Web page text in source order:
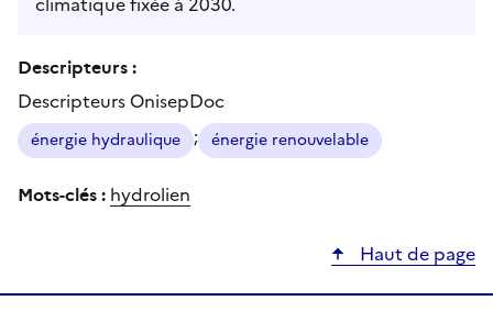
Descripteurs :
Descripteurs OnisepDoc
énergie hydraulique ; énergie renouvelable
Mots-clés : hydrolien
Haut de page